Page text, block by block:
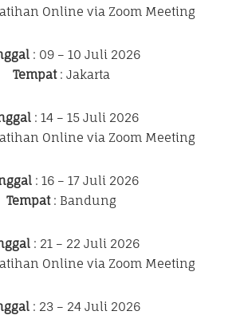
Online via Zoom Meeting
: 09 – 10 Juli 2026
Tempat: Jakarta
: 14 – 15 Juli 2026
Online via Zoom Meeting
: 16 – 17 Juli 2026
Tempat: Bandung
: 21 – 22 Juli 2026
Online via Zoom Meeting
: 23 – 24 Juli 2026